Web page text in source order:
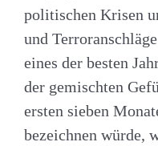
politischen Krisen
und
eines der besten
der gemischten
ersten sieben
bezeichnen würde,